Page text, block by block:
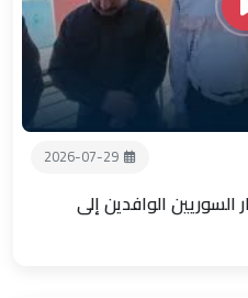
2026-07-29
الوافدين إلى